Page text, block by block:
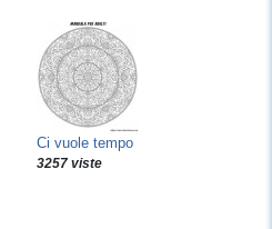
Ci vuole tempo
3257 viste